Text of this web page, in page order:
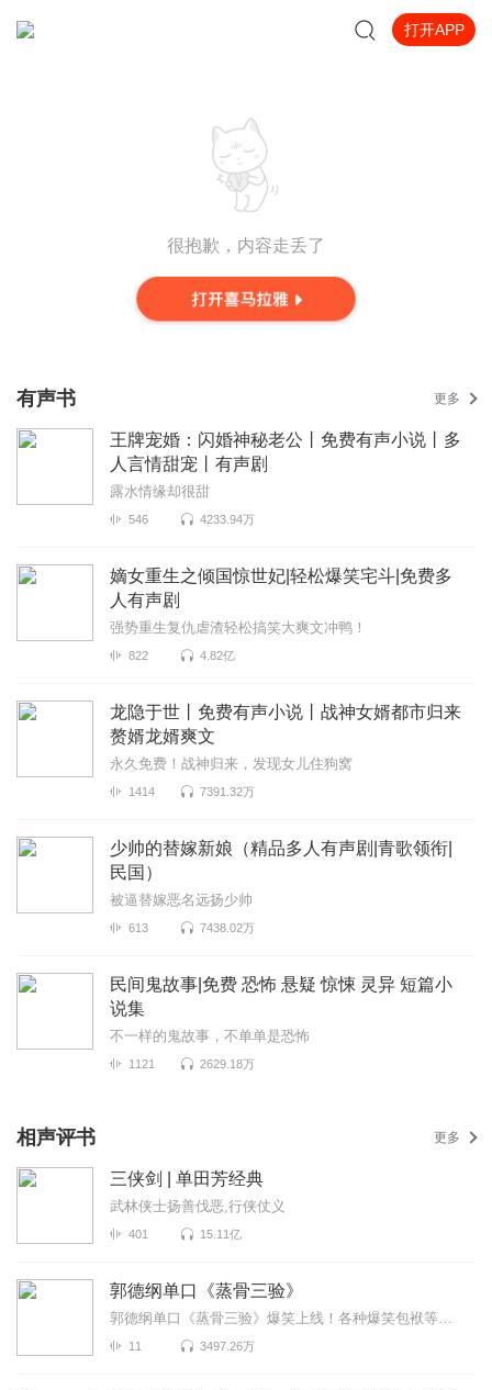
打开APP
很抱歉，内容走丢了
有声书 更多
王牌宠婚：闪婚神秘老公丨免费有声小说丨多
人言情甜宠丨有声剧
露水情缘却很甜
546 4233.94万
嫡女重生之倾国惊世妃|轻松爆笑宅斗|免费多
人有声剧
强势重生复仇虐渣轻松搞笑大爽文冲鸭！
822 4.82亿
龙隐于世丨免费有声小说丨战神女婿都市归来
赘婿龙婿爽文
永久免费！战神归来，发现女儿住狗窝
1414 7391.32万
少帅的替嫁新娘（精品多人有声剧|青歌领衔|
民国）
被逼替嫁恶名远扬少帅
613 7438.02万
民间鬼故事|免费 恐怖 悬疑 惊悚 灵异 短篇小
说集
不一样的鬼故事，不单单是恐怖
1121 2629.18万
相声评书 更多
三侠剑 | 单田芳经典
武林侠士扬善伐恶,行侠仗义
401 15.11亿
郭德纲单口《蒸骨三验》
郭德纲单口《蒸骨三验》爆笑上线！各种爆笑包袱等你解锁！一次承包你一整天的快乐~听德云社相声，上喜马...
11 3497.26万